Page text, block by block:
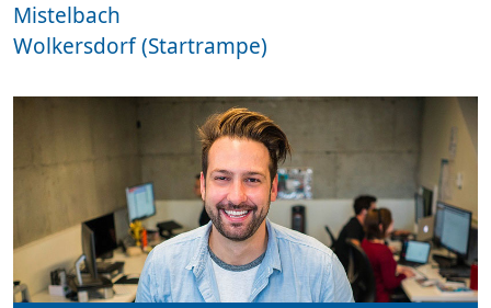
Mistelbach
Wolkersdorf (Startrampe)